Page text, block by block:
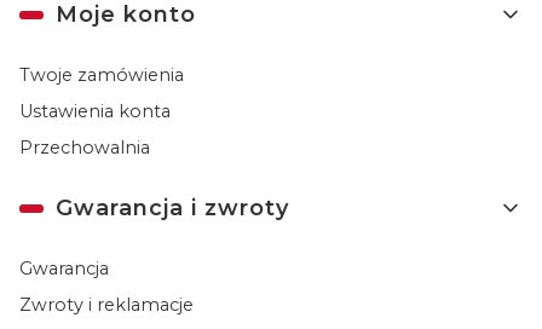
Moje konto
Twoje zamówienia
Ustawienia konta
Przechowalnia
Gwarancja i zwroty
Gwarancja
Zwroty i reklamacje